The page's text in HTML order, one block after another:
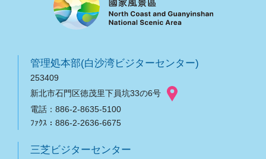
管理処本部(白沙湾ビジターセンター)
253409
新北市石門区徳茂里下員坑33の6号
電話：886-2-8635-5100
ﾌｧｸｽ：886-2-2636-6675
三芝ビジターセンター